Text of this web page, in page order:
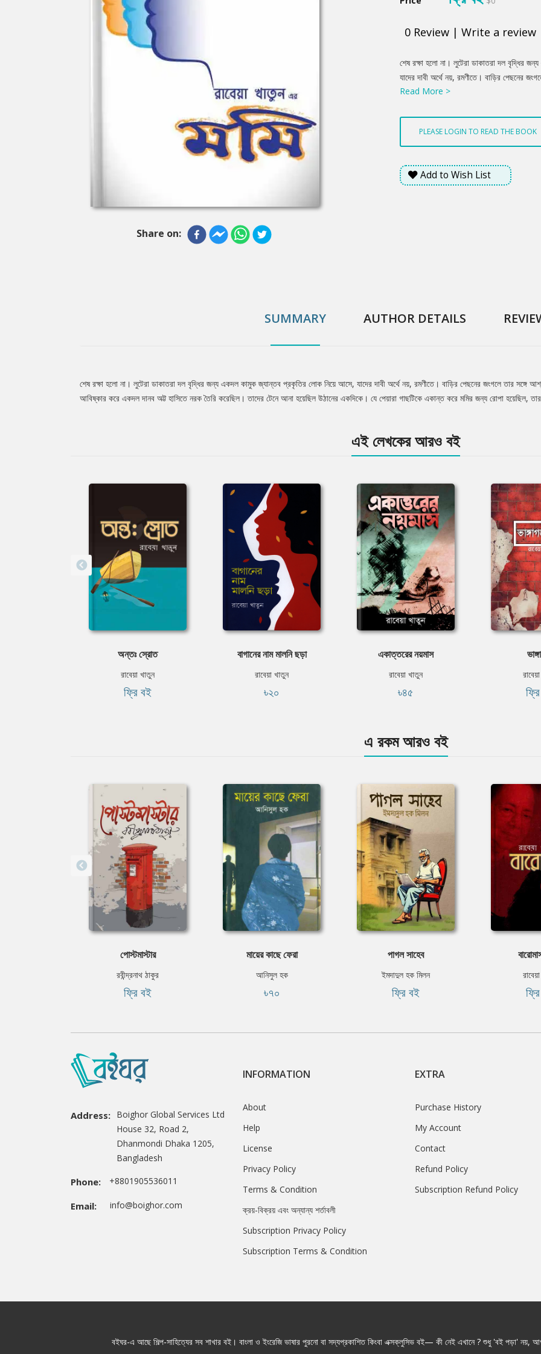
Share on:
0 Review | Write a review
Product
Summery
শেষ রক্ষা হলো না। লুটেরা ডাকাতরা দল বৃদ্ধির
যাদের দাবী অর্থে নয়, রমণীতে। বাড়ির পেছনের
বয়সী চাচী শাশুড়ী। সবাইকে একসঙ্গে আবিষ্কার
তার তলায় ঘটলো জীবনের চরমতম নির্যাতন।
Read More >
PLEASE LOGIN TO READ THE BOOK
Add to Wish List
SUMMARY AUTHOR DETAILS
Tab
শেষ রক্ষা হলো না। লুটেরা ডাকাতরা দল বৃদ্ধির জন্য একদল কামুক জ্যান্তব প্রকৃতির লোক নিয়ে আসে, যাদের দাবী অর্থে নয়, রমণীতে। বাড়ির পেছনের জংগলে তার সঙ্গে
আবিষ্কার করে একদল দানব অট্ট হাসিতে নরক তৈরি করেছিল। তাদের টেনে আনা হয়েছিল উঠানের একদিকে। যে পেয়ারা গাছটিকে একান্ত করে মমির জন্য রোপা হয়েছিল,
এই লেখকের আরও বই
অন্তঃ স্রোত
রাবেয়া খাতুন
ফ্রি বই
বাগানের নাম মালনি ছড়া
রাবেয়া খাতুন
৳২০
একাত্তরের নয়মাস
রাবেয়া খাতুন
৳৪৫
এ রকম আরও বই
পোস্টমাস্টার
রবীন্দ্রনাথ ঠাকুর
ফ্রি বই
মায়ের কাছে ফেরা
আনিসুল হক
৳৭০
পাগল সাহেব
ইমদাদুল হক মিলন
ফ্রি বই
Address: Boighor Global Services Ltd
House 32, Road 2,
Dhanmondi Dhaka 1205,
Bangladesh
Phone: +8801905536011
Email: info@boighor.com
INFORMATION
About
Help
License
Privacy Policy
Terms & Condition
ক্রয়-বিক্রয় এবং অন্যান্য শর্তাবলী
Subscription Privacy Policy
Subscription Terms & Condition
EXTRA
Purchase History
My Account
Contact
Refund Policy
Subscription Refund Policy
বইঘর-এ আছে শিল্প-সাহিত্যের সব শাখার বই। বাংলা ও ইংরেজি ভাষার পুরনো বা সদ্যপ্রকাশিত কিংবা এক্সক্লুসিভ বই— কী নেই এখানে ? শুধু 'বই পড়া' নয়,